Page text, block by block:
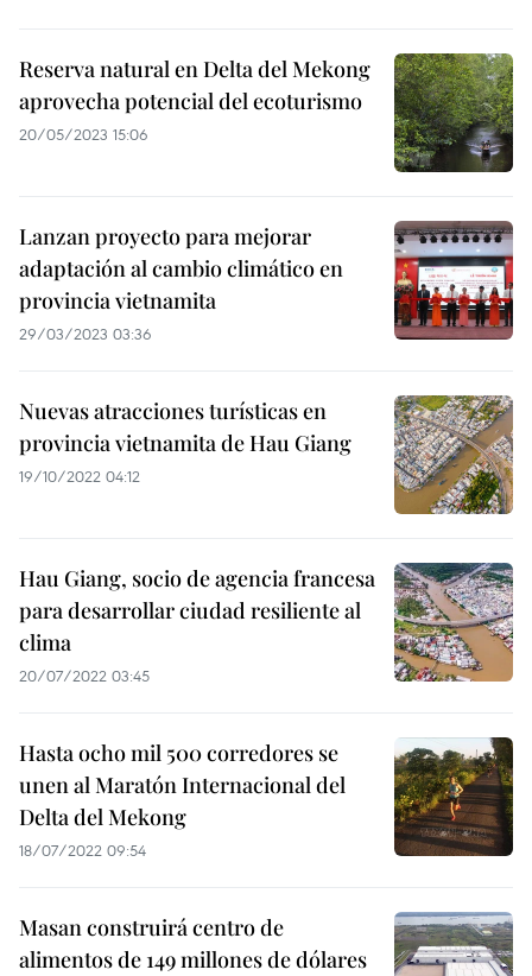
Reserva natural en Delta del Mekong
aprovecha potencial del ecoturismo
20/05/2023 15:06
Lanzan proyecto para mejorar
adaptación al cambio climático en
provincia vietnamita
29/03/2023 03:36
Nuevas atracciones turísticas en
provincia vietnamita de Hau Giang
19/10/2022 04:12
Hau Giang, socio de agencia francesa
para desarrollar ciudad resiliente al
clima
20/07/2022 03:45
Hasta ocho mil 500 corredores se
unen al Maratón Internacional del
Delta del Mekong
18/07/2022 09:54
Masan construirá centro de
alimentos de 149 millones de dólares